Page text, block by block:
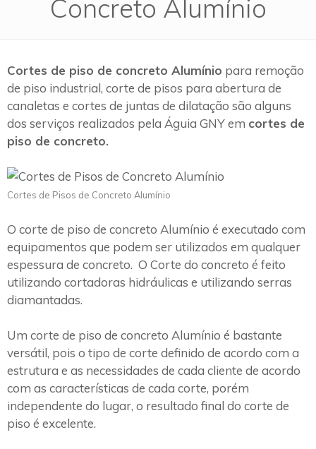
Concreto Alumínio
Cortes de piso de concreto Alumínio para remoção
de piso industrial, corte de pisos para abertura de
canaletas e cortes de juntas de dilatação são alguns
dos serviços realizados pela Águia GNY em cortes de
piso de concreto.
Cortes de Pisos de Concreto Alumínio
O corte de piso de concreto Alumínio é executado com
equipamentos que podem ser utilizados em qualquer
espessura de concreto. O Corte do concreto é feito
utilizando cortadoras hidráulicas e utilizando serras
diamantadas.
Um corte de piso de concreto Alumínio é bastante
versátil, pois o tipo de corte definido de acordo com a
estrutura e as necessidades de cada cliente de acordo
com as características de cada corte, porém
independente do lugar, o resultado final do corte de
piso é excelente.